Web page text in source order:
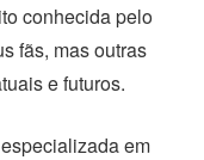
conhecida pelo
fãs, mas outras
e futuros.
em